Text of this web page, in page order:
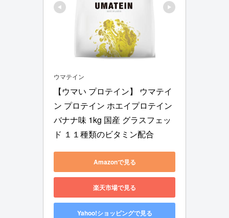
ウマテイン
【ウマい プロテイン】 ウマテイ
ン プロテイン ホエイプロテイン
バナナ味 1kg 国産 グラスフェッ
ド １１種類のビタミン配合
Amazonで見る
楽天市場で見る
Yahoo!ショッピングで見る